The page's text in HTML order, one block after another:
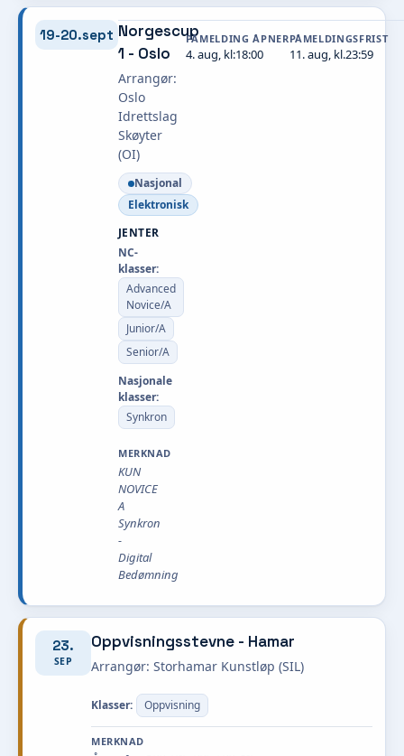
19-20.sept Norgescup
1 - Oslo
Arrangør:
Oslo
Idrettslag
Skøyter
(OI)
Nasjonal
Elektronisk
JENTER
NC-
klasser:
Advanced
Novice/A
Junior/A
Senior/A
Nasjonale
klasser:
Synkron
MERKNAD
KUN
NOVICE
A
Synkron
-
Digital
Bedømning
PÅMELDING ÅPNER
4. aug, kl:18:00
PÅMELDINGSFRIST
11. aug, kl.23:59
23.
SEP
Oppvisningsstevne - Hamar
Arrangør: Storhamar Kunstløp (SIL)
Klasser: Oppvisning
MERKNAD